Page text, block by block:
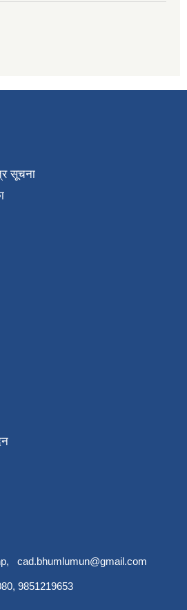
सूचना
, cad.bhumlumun@gmail.com
9851219653